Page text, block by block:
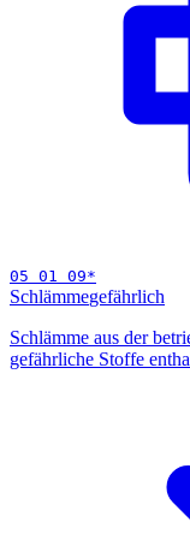
05 01 09*
Schlämmegefährlich
Schlämme aus der
gefährliche Stoffe